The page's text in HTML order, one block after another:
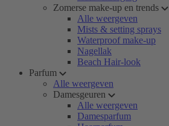
Zomerse make-up en trends
Alle weergeven
Mists & setting sprays
Waterproof make-up
Nagellak
Beach Hair-look
Parfum
Alle weergeven
Damesgeuren
Alle weergeven
Damesparfum